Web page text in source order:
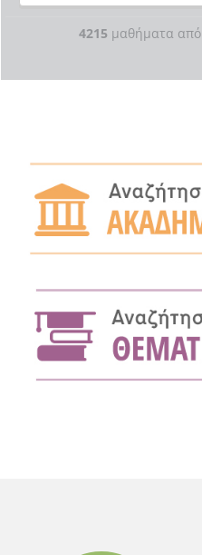
4215 μαθήματα από